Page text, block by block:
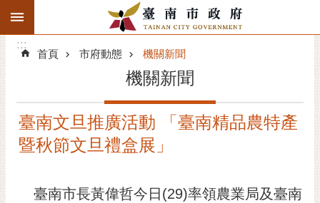
跳到主要內容區塊
搜
階
精彩府城
市府團隊
:::
:::
首頁 市府動態 機關新聞
機關新聞
臺南文旦推廣活動 「臺南精品農特產
暨秋節文旦禮盒展」
臺南市長黃偉哲今日(29)率領農業局及臺南